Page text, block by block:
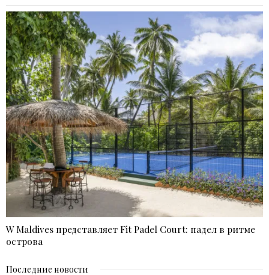
W Maldives представляет Fit Padel Court: падел в ритме
острова
Последние новости